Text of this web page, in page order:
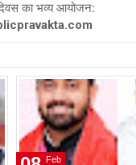
का भव्य आयोजन:
Feb